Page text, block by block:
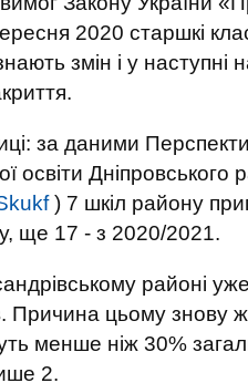
2020 старшкі
змін і у
за даними
освіти
) 7 шкіл району
ще 17 - з 2020/2021.
районі
Причина цьому знову
менше ніж 30%
2.